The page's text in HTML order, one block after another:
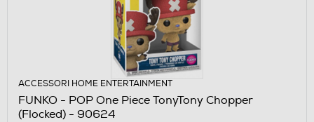
ACCESSORI HOME ENTERTAINMENT
FUNKO - POP One Piece TonyTony Chopper
(Flocked) - 90624